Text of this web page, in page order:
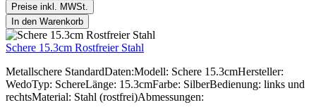
Preise inkl. MWSt.
In den Warenkorb
Schere 15.3cm Rostfreier Stahl
Metallschere StandardDaten:Modell: Schere 15.3cmHersteller:
WedoTyp: SchereLänge: 15.3cmFarbe: SilberBedienung: links und
rechtsMaterial: Stahl (rostfrei)Abmessungen: